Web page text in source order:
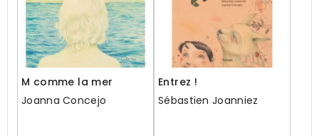
M comme la mer
Joanna Concejo
Entrez !
Sébastien Joanniez